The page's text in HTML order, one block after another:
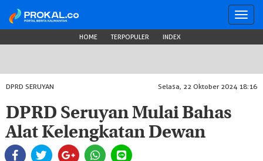
HOME TERPOPULER INDEX
DPRD SERUYAN Selasa, 22 Oktober 2024 18:16
DPRD Seruyan Mulai Bahas
Alat Kelengkatan Dewan